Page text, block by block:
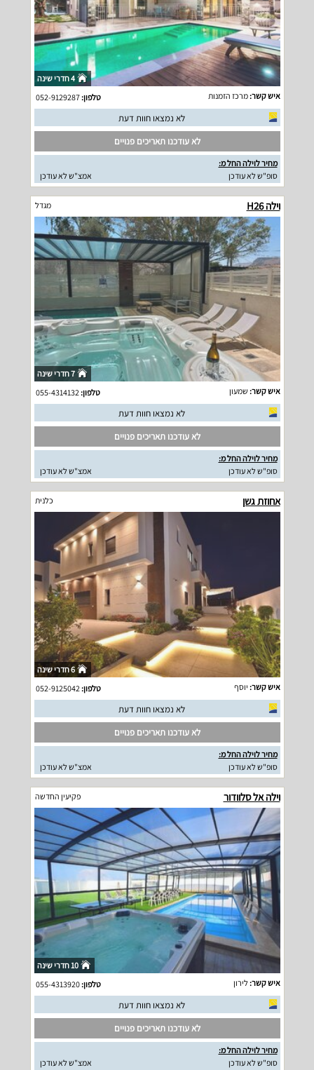
4 חדרי שינה
איש קשר:מרכז הזמנות טלפון:052-9129287
לא נמצאו חוות דעת
לא עודכנו תאריכים פנויים
מחיר לוילה החל מ:
סופ"ש לא עודכן
אמצ"ש לא עודכן
וילה H26 מגדל
7 חדרי שינה
איש קשר: שמעון טלפון:055-4314132
לא נמצאו חוות דעת
לא עודכנו תאריכים פנויים
מחיר לוילה החל מ:
סופ"ש לא עודכן
אמצ"ש לא עודכן
אחוזת גשן כלנית
6 חדרי שינה
איש קשר: יוסף טלפון:052-9125042
לא נמצאו חוות דעת
לא עודכנו תאריכים פנויים
מחיר לוילה החל מ:
סופ"ש לא עודכן
אמצ"ש לא עודכן
וילה אל סלוודור פקיעין החדשה
10 חדרי שינה
איש קשר:לירון טלפון:055-4313920
לא נמצאו חוות דעת
לא עודכנו תאריכים פנויים
מחיר לוילה החל מ:
סופ"ש לא עודכן
אמצ"ש לא עודכן